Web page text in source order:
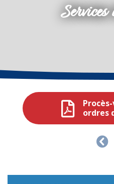
ordres